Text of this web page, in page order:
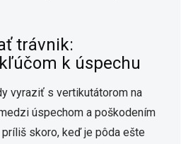
trávnik:
k úspechu
vyraziť s vertikutátorom na
úspechom a poškodením
skoro, keď je pôda ešte